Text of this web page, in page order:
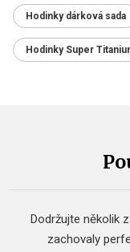
Hodinky dárková sada
Hodinky Super
Dodržujte několik
zachovaly